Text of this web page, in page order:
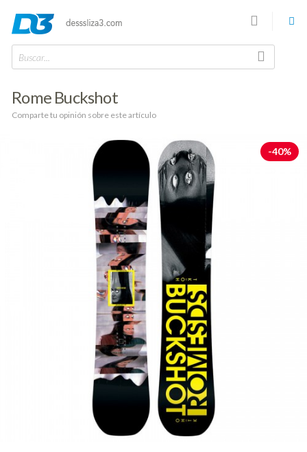
Buscar...
Rome Buckshot
Comparte tu opinión sobre este artículo
-40%